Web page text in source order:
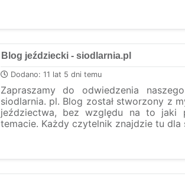
Blog jeździecki - siodlarnia.pl
Dodano: 11 lat 5 dni temu
Zapraszamy do odwiedzenia
siodlarnia. pl. Blog został stworzony z
jeździectwa, bez względu na to jaki
temacie. Każdy czytelnik znajdzie tu dla